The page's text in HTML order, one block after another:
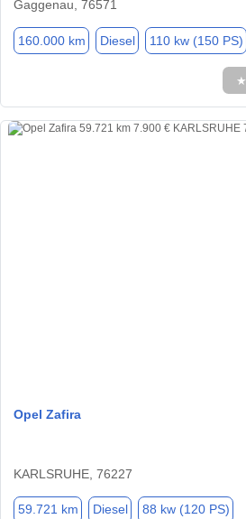
Gaggenau, 76571
160.000 km Diesel 110 kw (150 PS)
★
Opel Zafira
KARLSRUHE, 76227
59.721 km Diesel 88 kw (120 PS)